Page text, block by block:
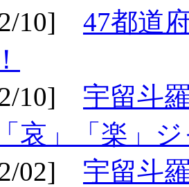
10] 47都道
10] 宇留斗
哀」「楽」
02] 宇留斗